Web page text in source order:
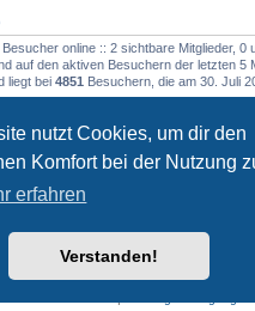
nutzt Cookies, um dir den
Komfort bei der Nutzung
erfahren
Verstanden!
Besucher online :: 2 sichtbare Mitglieder, 0
auf den aktiven Besuchern der letzten 5
liegt bei 4851 Besuchern, die am 30. Juli
79994• Themen insgesamt 16682•
Powered byphpBB® Forum Software © phpBB
phpBB.de